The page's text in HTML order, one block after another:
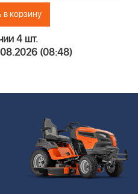
в корзину
4 шт.
(08:48)